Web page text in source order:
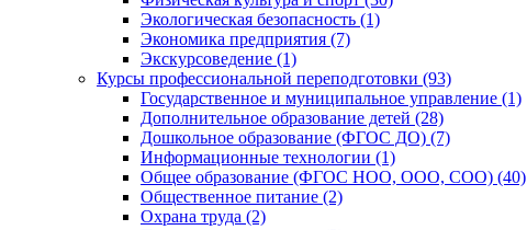
Экологическая безопасность (1)
Экономика предприятия (7)
Экскурсоведение (1)
Курсы профессиональной переподготовки (93)
Государственное и муниципальное управление (1)
Дополнительное образование детей (28)
Дошкольное образование (ФГОС ДО) (7)
Информационные технологии (1)
Общее образование (ФГОС НОО, ООО, СОО) (40)
Общественное питание (2)
Охрана труда (2)